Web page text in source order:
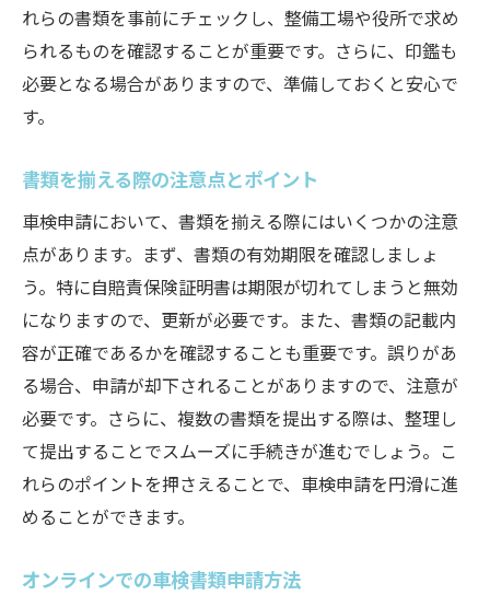
れらの書類を事前にチェックし、整備工場や役所で求め
られるものを確認することが重要です。さらに、印鑑も
必要となる場合がありますので、準備しておくと安心で
す。
書類を揃える際の注意点とポイント
車検申請において、書類を揃える際にはいくつかの注意
点があります。まず、書類の有効期限を確認しましょ
う。特に自賠責保険証明書は期限が切れてしまうと無効
になりますので、更新が必要です。また、書類の記載内
容が正確であるかを確認することも重要です。誤りがあ
る場合、申請が却下されることがありますので、注意が
必要です。さらに、複数の書類を提出する際は、整理し
て提出することでスムーズに手続きが進むでしょう。こ
れらのポイントを押さえることで、車検申請を円滑に進
めることができます。
オンラインでの車検書類申請方法